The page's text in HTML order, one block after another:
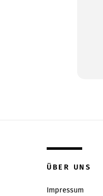
ÜBER UNS
Impressum